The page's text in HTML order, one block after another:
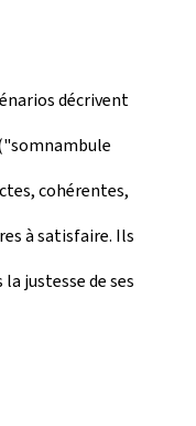
décrivent
cohérentes,
à satisfaire. Ils
justesse de ses